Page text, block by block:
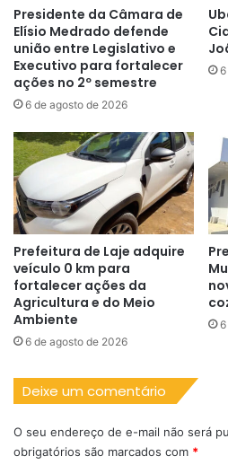
Presidente da Câmara de
Elísio Medrado defende
união entre Legislativo e
Executivo para fortalecer
ações no 2º semestre
6 de agosto de 2026
Prefeitura de Laje adquire
veículo 0 km para
fortalecer ações da
Agricultura e do Meio
Ambiente
6 de agosto de 2026
Deixe um comentário
O seu endereço de e-mail não será
obrigatórios são marcados com *